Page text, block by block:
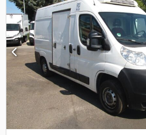
filtru de particule, program electronic de
închidere centralizată, !!!!! DEFECT MOTOR
servodirecție, airbag pentru șofer, transmisie
tahometru, servodirecție, geamuri electrice,
oglinzi exterioare electrice, cotieră centrală,
portieră laterală/dreapta, închidere
priză de curent cu 3 pini, unitate de răcire
asumăm dreptul la erori, vânzare
scriere. Dkedpfxjzp S Agj Accor Vânzare
pentru export. !!!! Fg-7146 !!!! Număr cheie
testare/inspecție la TÜV Dekra sau la Fiat !!!!!